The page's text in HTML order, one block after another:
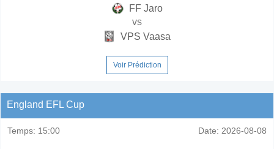
FF Jaro
vs
VPS Vaasa
Voir Prédiction
England EFL Cup
Temps: 15:00 Date: 2026-08-08